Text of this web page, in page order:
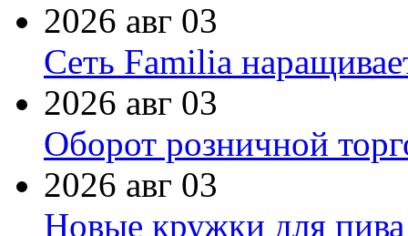
2026 авг 03
Сеть Familia
2026 авг 03
Оборот розничной
2026 авг 03
Новые кружки для